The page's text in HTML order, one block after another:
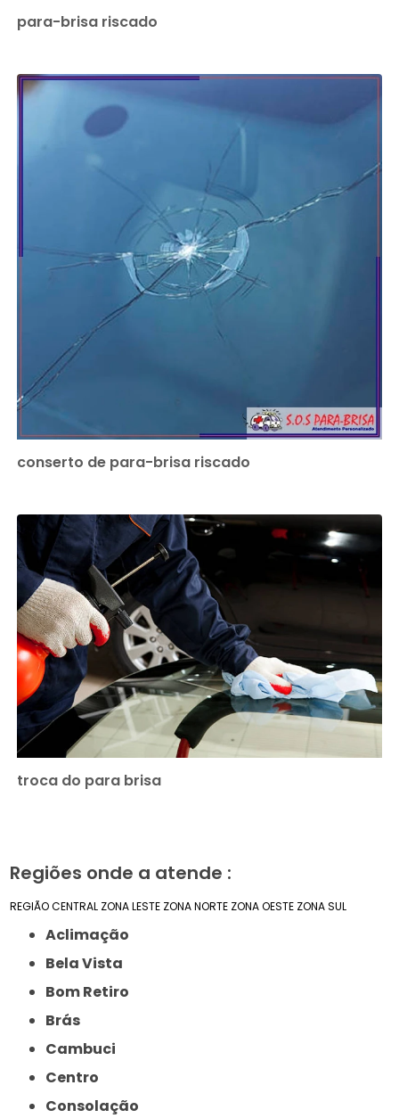
para-brisa riscado
conserto de para-brisa riscado
troca do para brisa
Regiões onde a atende :
REGIÃO CENTRAL ZONA LESTE ZONA NORTE ZONA OESTE ZONA SUL
Aclimação
Bela Vista
Bom Retiro
Brás
Cambuci
Centro
Consolação